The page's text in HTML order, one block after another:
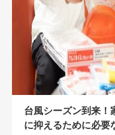
台風シーズン到来！
に抑えるために必要